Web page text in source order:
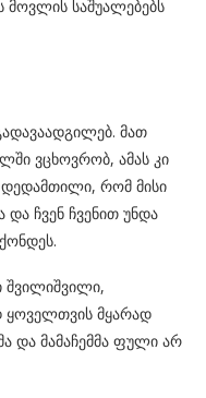
მოვლის საშუალებებს
მათ
ვცხოვრობ, ამას კი
დედამთილი, რომ მისი
ჩვენ ჩვენით უნდა
შვილიშვილი,
ყოველთვის მყარად
და მამაჩემმა ფული არ